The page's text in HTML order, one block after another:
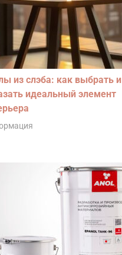
из слэба: как выбрать и
идеальный элемент